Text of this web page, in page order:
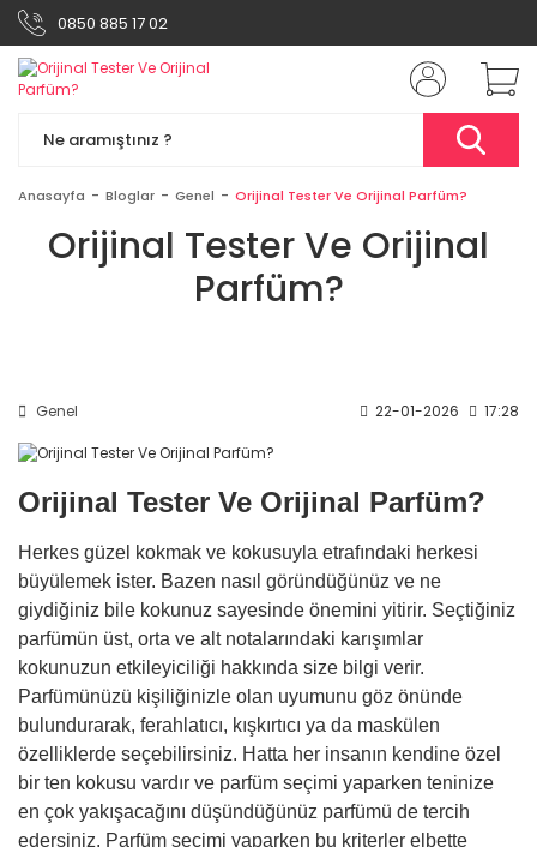
0850 885 17 02
Anasayfa Bloglar Genel Orijinal Tester Ve Orijinal Parfüm?
Orijinal Tester Ve Orijinal
Parfüm?
Genel 22-01-2026 17:28
Orijinal Tester Ve Orijinal Parfüm?
Herkes güzel kokmak ve kokusuyla etrafındaki herkesi
büyülemek ister. Bazen nasıl göründüğünüz ve ne
giydiğiniz bile kokunuz sayesinde önemini yitirir. Seçtiğiniz
parfümün üst, orta ve alt notalarındaki karışımlar
kokunuzun etkileyiciliği hakkında size bilgi verir.
Parfümünüzü kişiliğinizle olan uyumunu göz önünde
bulundurarak, ferahlatıcı, kışkırtıcı ya da maskülen
özelliklerde seçebilirsiniz. Hatta her insanın kendine özel
bir ten kokusu vardır ve parfüm seçimi yaparken teninize
en çok yakışacağını düşündüğünüz parfümü de tercih
edersiniz. Parfüm seçimi yaparken bu kriterler elbette